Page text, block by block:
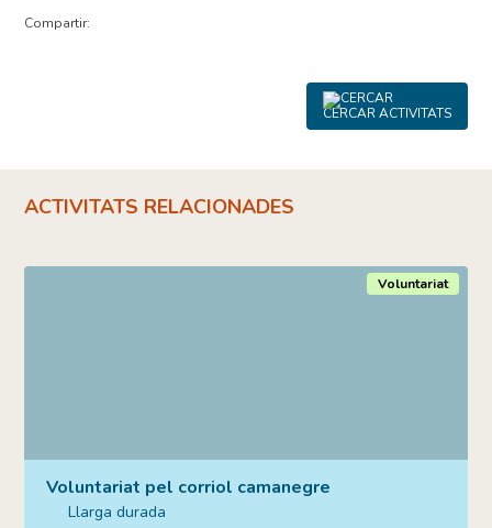
Compartir:
CERCAR ACTIVITATS
ACTIVITATS RELACIONADES
Voluntariat pel corriol camanegre
Llarga durada
Voluntariat